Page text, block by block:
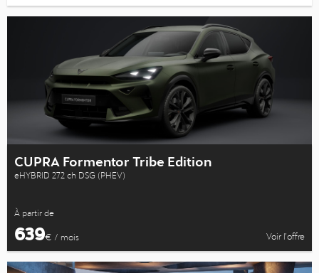
CUPRA Formentor Tribe Edition
eHYBRID 272 ch DSG (PHEV)
À partir de
639€ / mois Voir l’offre